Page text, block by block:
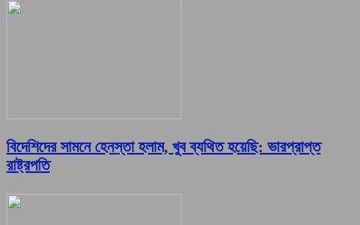
বিদেশিদের সামনে হেনস্তা হলাম, খুব ব্যথিত হয়েছি: ভারপ্রাপ্ত
রাষ্ট্রপতি